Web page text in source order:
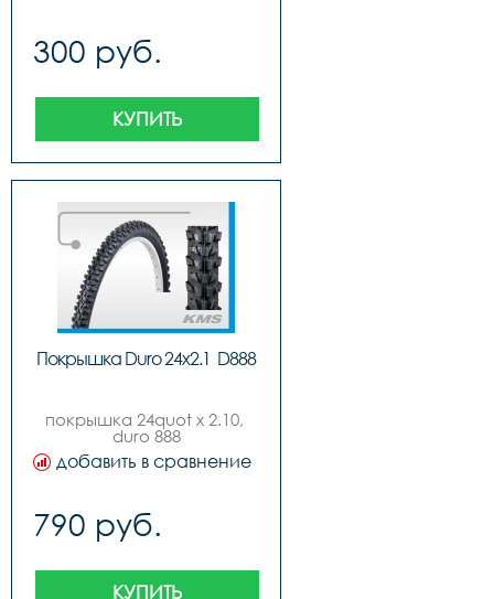
300 руб.
КУПИТЬ
Покрышка Duro 24x2.1  D888
покрышка 24quot x 2.10,
duro 888
добавить в сравнение
790 руб.
КУПИТЬ